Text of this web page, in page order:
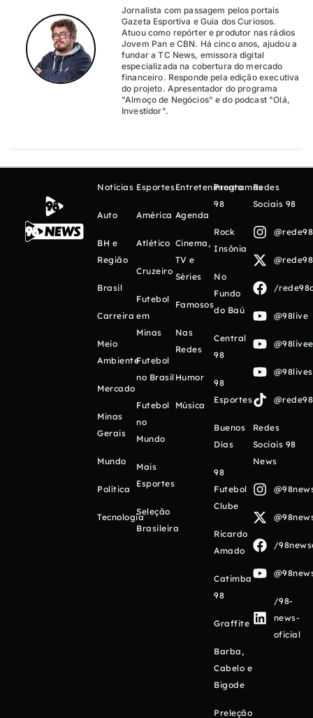
Jornalista com passagem pelos portais
Gazeta Esportiva e Guia dos Curiosos.
Atuou como repórter e produtor nas rádios
Jovem Pan e CBN. Há cinco anos, ajudou a
fundar a TC News, emissora digital
especializada na cobertura do mercado
financeiro. Responde pela edição executiva
do projeto. Apresentador do programa
"Almoço de Negócios" e do podcast "Olá,
Investidor".
Notícias
Auto
BH e
Região
Brasil
Carreira
Meio
Ambiente
Mercado
Minas
Gerais
Mundo
Política
Tecnologia
Esportes
América
Atlético
Cruzeiro
Futebol
em
Minas
Futebol
no Brasil
Futebol
no
Mundo
Mais
Esportes
Seleção
Brasileira
Entretenimento
Agenda
Cinema,
TV e
Séries
Famosos
Nas
Redes
Humor
Música
Programas
98
Rock
Insônia
No
Fundo
do Baú
Central
98
98
Esportes
Buenos
Días
98
Futebol
Clube
Ricardo
Amado
Catimba
98
Graffite
Barba,
Cabelo e
Bigode
Preleção
Redes
Sociais 98
/
@98live
Redes
Sociais 98
News
/
/98-
news-
oficial